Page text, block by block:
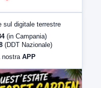
LabNews (Diretta)
LabNews (replica)
sul digitale terrestre
(in Campania)
(DDT Nazionale)
nostra APP